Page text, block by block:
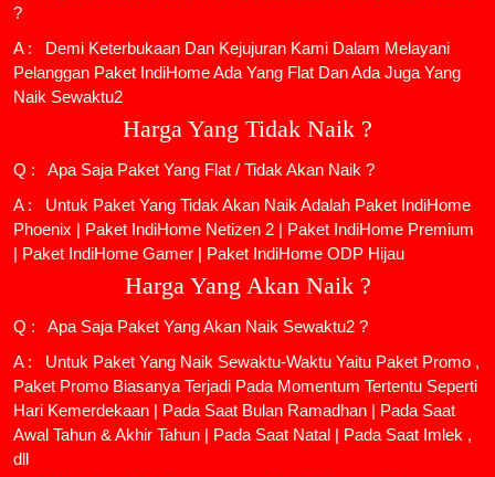
?
A : Demi Keterbukaan Dan Kejujuran Kami Dalam Melayani
Pelanggan Paket IndiHome Ada Yang Flat Dan Ada Juga Yang
Naik Sewaktu2
Harga Yang Tidak Naik ?
Q : Apa Saja Paket Yang Flat / Tidak Akan Naik ?
A : Untuk Paket Yang Tidak Akan Naik Adalah Paket IndiHome
Phoenix | Paket IndiHome Netizen 2 | Paket IndiHome Premium
| Paket IndiHome Gamer | Paket IndiHome ODP Hijau
Harga Yang Akan Naik ?
Q : Apa Saja Paket Yang Akan Naik Sewaktu2 ?
A : Untuk Paket Yang Naik Sewaktu-Waktu Yaitu Paket Promo ,
Paket Promo Biasanya Terjadi Pada Momentum Tertentu Seperti
Hari Kemerdekaan | Pada Saat Bulan Ramadhan | Pada Saat
Awal Tahun & Akhir Tahun | Pada Saat Natal | Pada Saat Imlek ,
dll